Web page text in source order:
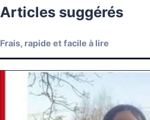
Articles suggérés
Frais, rapide et facile à lire